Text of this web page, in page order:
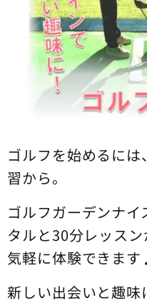
ゴルフを始めるに
習から。
ゴルフガーデンナ
タルと30分レッス
気軽に体験できま
新しい出会いと趣